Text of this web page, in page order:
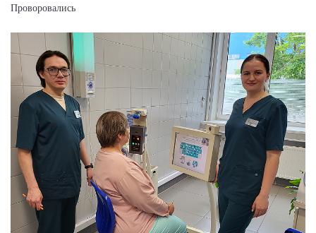
Проворовались